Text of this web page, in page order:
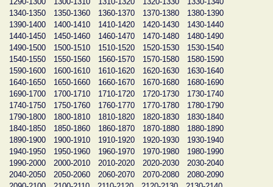
1340-1350
1350-1360 1360-1370 1370-1380
1380-1390
1390-1400
1400-1410 1410-1420 1420-1430
1430-1440
1440-1450
1450-1460 1460-1470 1470-1480
1480-1490
1490-1500
1500-1510 1510-1520 1520-1530
1530-1540
1540-1550
1550-1560 1560-1570 1570-1580
1580-1590
1590-1600
1600-1610 1610-1620 1620-1630
1630-1640
1640-1650
1650-1660 1660-1670 1670-1680
1680-1690
1690-1700
1700-1710 1710-1720 1720-1730
1730-1740
1740-1750
1750-1760 1760-1770 1770-1780
1780-1790
1790-1800
1800-1810 1810-1820 1820-1830
1830-1840
1840-1850
1850-1860 1860-1870 1870-1880
1880-1890
1890-1900
1900-1910 1910-1920 1920-1930
1930-1940
1940-1950
1950-1960 1960-1970 1970-1980
1980-1990
1990-2000
2000-2010 2010-2020 2020-2030
2030-2040
2040-2050
2050-2060 2060-2070 2070-2080
2080-2090